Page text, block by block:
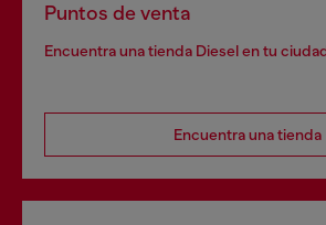
Puntos de venta
Encuentra una tienda Diesel en tu
Encuentra una tienda